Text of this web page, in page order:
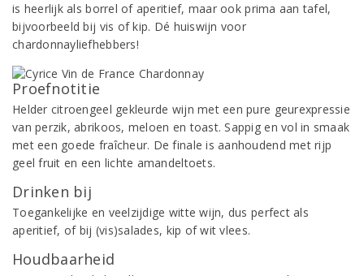
is heerlijk als borrel of aperitief, maar ook prima aan tafel,
bijvoorbeeld bij vis of kip. Dé huiswijn voor
chardonnayliefhebbers!
Proefnotitie
Helder citroengeel gekleurde wijn met een pure geurexpressie
van perzik, abrikoos, meloen en toast. Sappig en vol in smaak
met een goede fraîcheur. De finale is aanhoudend met rijp
geel fruit en een lichte amandeltoets.
Drinken bij
Toegankelijke en veelzijdige witte wijn, dus perfect als
aperitief, of bij (vis)salades, kip of wit vlees.
Houdbaarheid